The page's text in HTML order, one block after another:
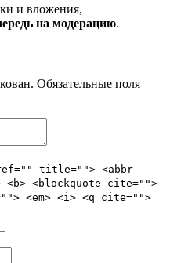
и вложения,
на модерацию.
Обязательные поля
title=""> <abbr
<blockquote cite="">
<em> <i> <q cite="">